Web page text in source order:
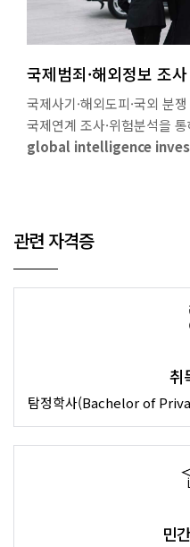
국제범죄·해외정보 조
국제사기·해외도피·국외 분
국제연계 조사·위험분석을
global intelligence
관련 자격증
취
탐정학사(Bachelor of
민